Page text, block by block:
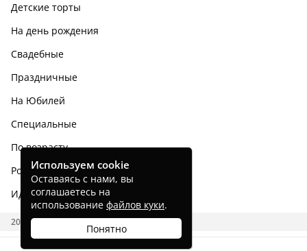
Детские торты
На день рождения
Свадебные
Праздничные
На Юбилей
Специальные
По возрасту
Родным и близким
Идеи тортов
2026 CAKES.RU
Используем cookie
Оставаясь с нами, вы
соглашаетесь на
использование файлов куки.
Понятно